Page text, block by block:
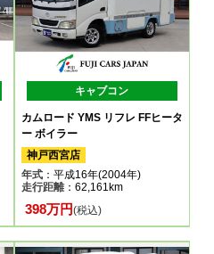
キャブコン
カムロード YMS リフレ FFヒータ
ー ボイラー
神戸西宮店
年式：平成16年(2004年)
走行距離：62,161km
398万円(税込)